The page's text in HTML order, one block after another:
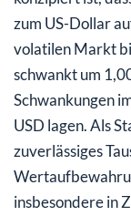
zum US-Dollar
volatilen Markt
schwankt um
Schwankungen
USD lagen. Als
zuverlässiges
insbesondere in